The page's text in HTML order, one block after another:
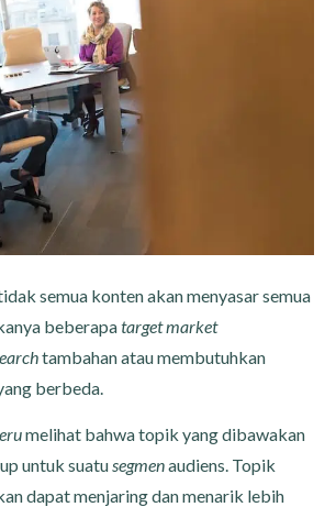
semua konten akan menyasar semua
beberapatarget market
tambahan atau membutuhkan
berbeda.
melihat bahwa topik yang dibawakan
untuk suatusegmenaudiens. Topik
dapat menjaring dan menarik lebih